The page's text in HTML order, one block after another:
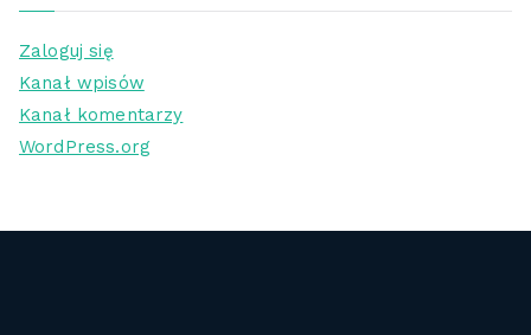
Zaloguj się
Kanał wpisów
Kanał komentarzy
WordPress.org